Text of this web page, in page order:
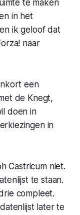
te maken
in het
ik geloof dat
naar
een
de Knegt,
doen in
in
Castricum niet.
te staan.
compleet.
later te